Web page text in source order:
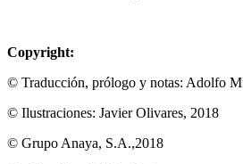
Copyright:
© Traducción, prólogo y notas: Adolfo
© Ilustraciones: Javier Olivares, 2018
© Grupo Anaya, S.A.,2018